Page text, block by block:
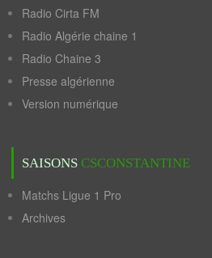
Radio Cirta FM
Radio Algérie chaine 1
Radio Chaine 3
Presse algérienne
Version numérique
SAISONS CSCONSTANTINE
Matchs Ligue 1 Pro
Archives